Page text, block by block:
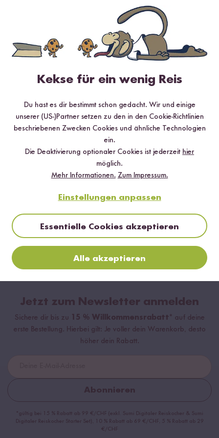
120 min
Reismehl Crêpe Torte
Jetzt zum Newsletter anmelden
Sichere dir bis zu 15 % Willkommensrabatt* auf deine
erste Bestellung. Hierbei gilt: Je voller dein Warenkorb, desto
höher dein Rabatt.
Abonnieren
*gültig bei 15 % Rabatt ab 99 €/CHF (exkl. Sumi Digitaler Reiskocher & Sumi
Digitaler Reiskocher Starter Set), 10 % Rabatt ab 69 €/CHF, 5 % Rabatt ab 29
€/CHF
Kekse für ein wenig Reis
Du hast es dir bestimmt schon gedacht. Wir und einige
unserer (US-)Partner setzen zu den in den Cookie-Richtlinien
beschriebenen Zwecken Cookies und ähnliche Technologien
ein.
Die Deaktivierung optionaler Cookies ist jederzeit hier
möglich.
Mehr Informationen. Zum Impressum.
Einstellungen anpassen
Essentielle Cookies akzeptieren
Alle akzeptieren